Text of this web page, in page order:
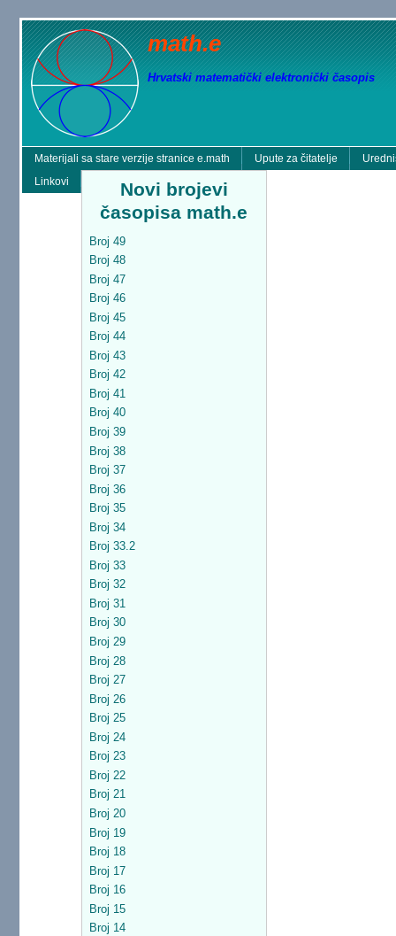
math.e
Hrvatski matematički elektronički časopis
Materijali sa stare verzije stranice e.math Upute za čitatelje
Linkovi
Novi brojevi
časopisa math.e
Broj 49
Broj 48
Broj 47
Broj 46
Broj 45
Broj 44
Broj 43
Broj 42
Broj 41
Broj 40
Broj 39
Broj 38
Broj 37
Broj 36
Broj 35
Broj 34
Broj 33.2
Broj 33
Broj 32
Broj 31
Broj 30
Broj 29
Broj 28
Broj 27
Broj 26
Broj 25
Broj 24
Broj 23
Broj 22
Broj 21
Broj 20
Broj 19
Broj 18
Broj 17
Broj 16
Broj 15
Broj 14